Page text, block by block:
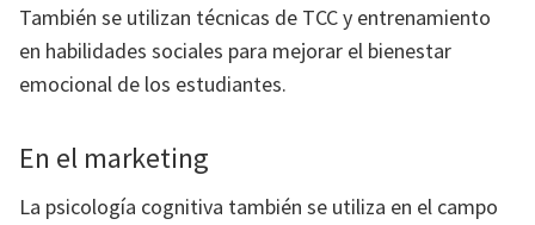
También se utilizan técnicas de TCC y entrenamiento
en habilidades sociales para mejorar el bienestar
emocional de los estudiantes.
En el marketing
La psicología cognitiva también se utiliza en el campo